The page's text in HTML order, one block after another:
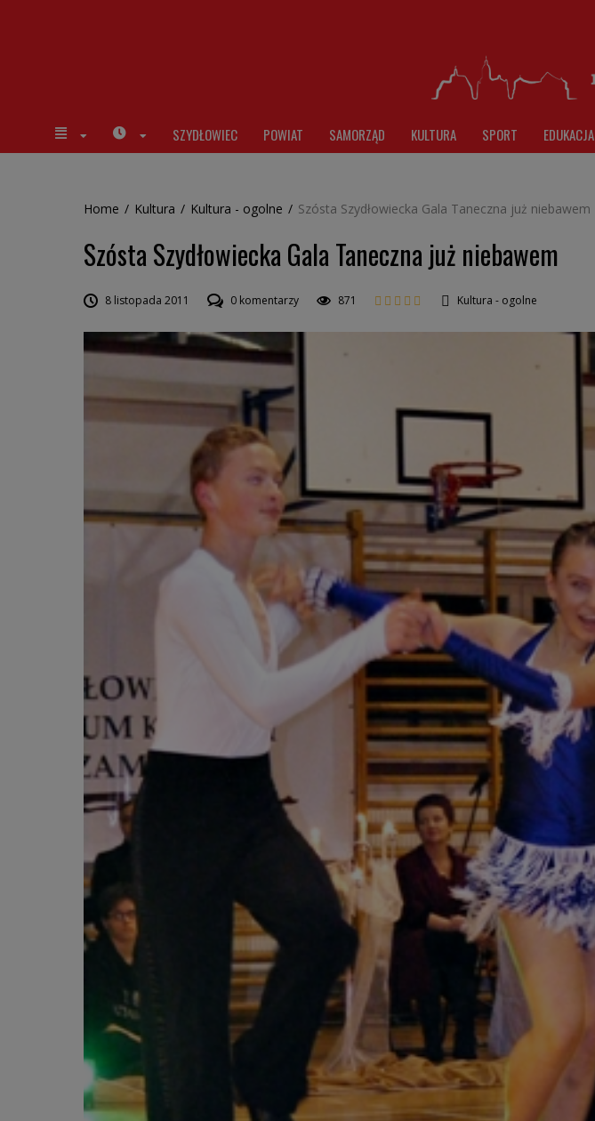
SZYDŁOWIEC POWIAT SAMORZĄD KULTURA SPORT EDUKACJA
Home / Kultura / Kultura - ogolne / Szósta Szydłowiecka Gala Taneczna już niebawem
Szósta Szydłowiecka Gala Taneczna już niebawem
8 listopada 2011 0 komentarzy 871 Kultura - ogolne